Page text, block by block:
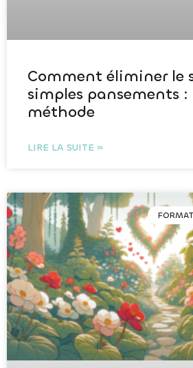
Comment éliminer le
simples pansements
méthode
LIRE LA SUITE »